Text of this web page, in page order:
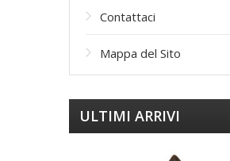
Contattaci
Mappa del Sito
ULTIMI ARRIVI